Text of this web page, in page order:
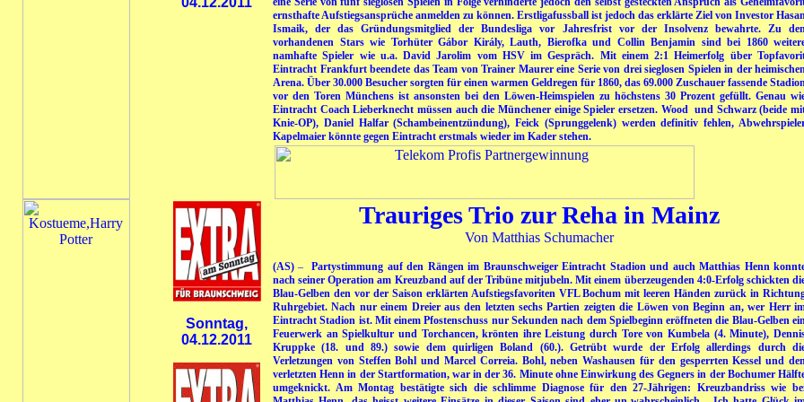
ernsthafte Aufstiegsansprüche anmelden zu können. Erstligafussball ist jedoch das erklärte Ziel von Investor
Ismaik, der das Gründungsmitglied der Bundesliga vor Jahresfrist vor der Insolvenz bewahrte. Zu
vorhandenen Stars wie Torhüter Gábor Király, Lauth, Bierofka und Collin Benjamin sind bei 1860
namhafte Spieler wie u.a. David Jarolim vom HSV im Gespräch. Mit einem 2:1 Heimerfolg über
Eintracht Frankfurt beendete das Team von Trainer Maurer eine Serie von drei sieglosen Spielen in der
Arena. Über 30.000 Besucher sorgten für einen warmen Geldregen für 1860, das 69.000 Zuschauer fassende
vor den Toren Münchens ist ansonsten bei den Löwen-Heimspielen zu höchstens 30 Prozent gefüllt. Genau
Eintracht Coach Lieberknecht müssen auch die Münchener einige Spieler ersetzen. Wood und Schwarz (beide
Knie-OP), Daniel Halfar (Schambeinentzündung), Feick (Sprunggelenk) werden definitiv fehlen,
Kapelmaier könnte gegen Eintracht erstmals wieder im Kader stehen.
Sonntag,
04.12.2011
Trauriges Trio zur Reha in Mainz
Von Matthias Schumacher
(AS) –
Partystimmung auf den Rängen im Braunschweiger Eintracht Stadion und auch Matthias Henn
nach seiner Operation am Kreuzband auf der Tribüne mitjubeln. Mit einem überzeugenden 4:0-Erfolg schickten
Blau-Gelben den vor der Saison erklärten Aufstiegsfavoriten VFL Bochum mit leeren Händen zurück in
Ruhrgebiet. Nach nur einem Dreier aus den letzten sechs Partien zeigten die Löwen von Beginn an, wer Herr
Eintracht Stadion ist. Mit einem Pfostenschuss nur Sekunden nach dem Spielbeginn eröffneten die Blau-Gelben
Feuerwerk an Spielkultur und Torchancen, krönten ihre Leistung durch Tore von Kumbela (4. Minute),
Kruppke (18. und 89.) sowie dem quirligen Boland (60.). Getrübt wurde der Erfolg allerdings durch
Verletzungen von Steffen Bohl und Marcel Correia. Bohl, neben Washausen für den gesperrten Kessel und
verletzten Henn in der Startformation, war in der 36. Minute ohne Einwirkung des Gegners in der Bochumer
umgeknickt. AmMontag bestätigte sich die schlimme Diagnose für den 27-Jährigen: Kreuzbandriss wie